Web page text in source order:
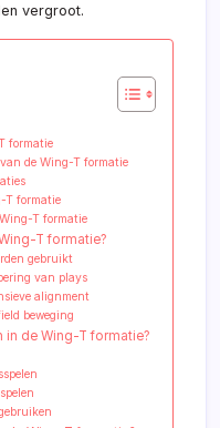
vergroot.
formatie
de Wing-T formatie
T formatie
T formatie
T formatie?
gebruikt
van plays
alignment
beweging
de Wing-T formatie?